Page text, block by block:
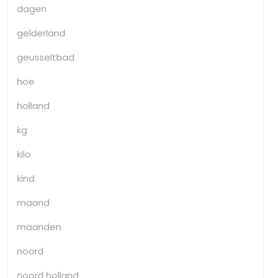
dagen
gelderland
geusseltbad
hoe
holland
kg
kilo
kind
maand
maanden
noord
noord holland